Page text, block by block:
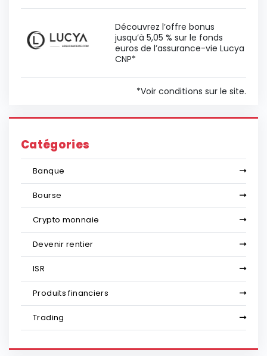
Découvrez l’offre bonus
jusqu’à 5,05 % sur le fonds
euros de l’assurance-vie Lucya
CNP*
*Voir conditions sur le site.
Catégories
Banque
Bourse
Crypto monnaie
Devenir rentier
ISR
Produits financiers
Trading